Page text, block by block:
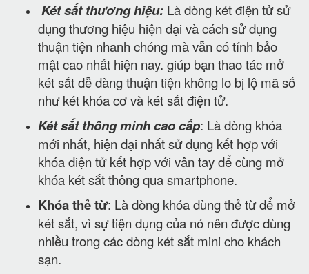
Két sắt thương hiệu: Là dòng két điện tử sử
dụng thương hiệu hiện đại và cách sử dụng
thuận tiện nhanh chóng mà vẫn có tính bảo
mật cao nhất hiện nay. giúp bạn thao tác mở
két sắt dễ dàng thuận tiện không lo bị lộ mã số
như két khóa cơ và két sắt điện tử.
Két sắt thông minh cao cấp: Là dòng khóa
mới nhất, hiện đại nhất sử dụng kết hợp với
khóa điện tử kết hợp với vân tay để cùng mở
khóa két sắt thông qua smartphone.
Khóa thẻ từ: Là dòng khóa dùng thẻ từ để mở
két sắt, vì sự tiện dụng của nó nên được dùng
nhiều trong các dòng két sắt mini cho khách
sạn.